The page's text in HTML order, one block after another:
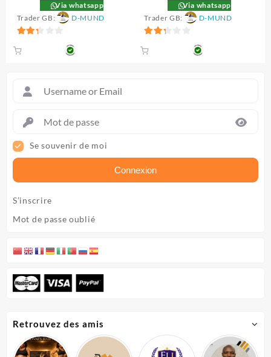
Se souvenir de moi
Connexion
S’inscrire
Mot de passe oublié
initial
était :
14.900 CFA.
Via whatsapp
Trader GB:
D-MUND
sur 5
Via whatsapp
Trader GB:
D-MUND
sur 5
Retrouvez des amis